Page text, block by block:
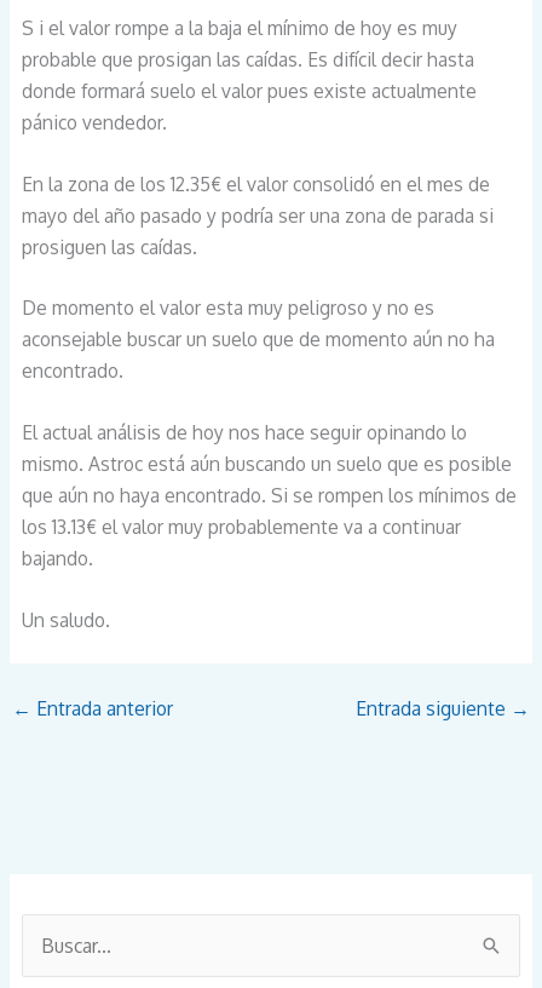
S i el valor rompe a la baja el mínimo de hoy es muy
probable que prosigan las caídas. Es difícil decir hasta
donde formará suelo el valor pues existe actualmente
pánico vendedor.
En la zona de los 12.35€ el valor consolidó en el mes de
mayo del año pasado y podría ser una zona de parada si
prosiguen las caídas.
De momento el valor esta muy peligroso y no es
aconsejable buscar un suelo que de momento aún no ha
encontrado.
El actual análisis de hoy nos hace seguir opinando lo
mismo. Astroc está aún buscando un suelo que es posible
que aún no haya encontrado. Si se rompen los mínimos de
los 13.13€ el valor muy probablemente va a continuar
bajando.
Un saludo.
← Entrada anterior Entrada siguiente →